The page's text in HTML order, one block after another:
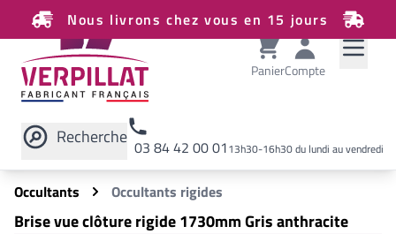
Nous livrons chez vous en 15 jours
PanierCompte
Recherche 03 84 42 00 0113h30-16h30 du lundi au vendredi
Rechercher sur le site
Occultants
Occultants rigides
Brise vue clôture rigide 1730mm Gris anthracite